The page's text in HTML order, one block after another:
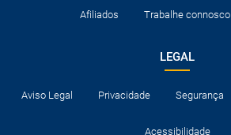
Afiliados Trabalhe connosco
LEGAL
Aviso Legal Privacidade Segurança
Acessibilidade